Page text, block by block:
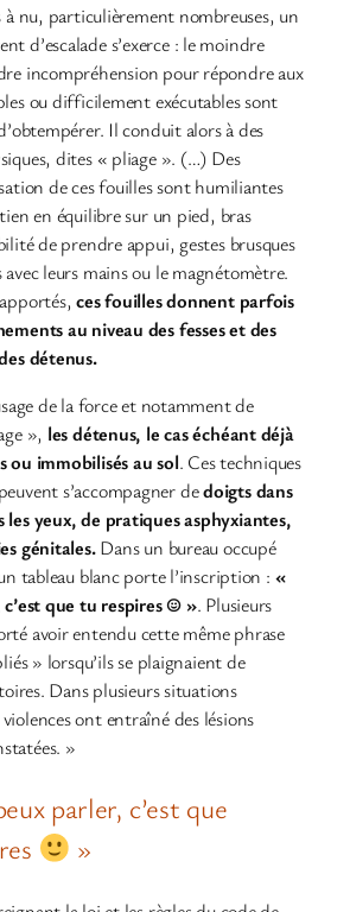
à nu, particulièrement nombreuses, un
d’escalade s’exerce : le moindre
incompréhension pour répondre aux
ou difficilement exécutables sont
Il conduit alors à des
dites « pliage ». (…) Des
de ces fouilles sont humiliantes
en équilibre sur un pied, bras
de prendre appui, gestes brusques
leurs mains ou le magnétomètre.
ces fouilles donnent parfois
au niveau des fesses et des
détenus.
de la force et notamment de
», les détenus, le cas échéant déjà
ou immobilisés au sol. Ces techniques
s’accompagner dedoigts dans
les yeux, de pratiques asphyxiantes,
génitales.Dans un bureau occupé
tableau blanc porte l’inscription : «
que tu respires ☺ ». Plusieurs
avoir entendu cette même phrase
» lorsqu’ils se plaignaient de
Dans plusieurs situations
ont entraîné des lésions
»
parler, c’est que
»